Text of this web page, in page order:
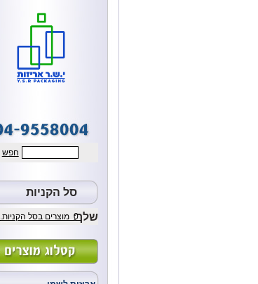
חפש
סל הקניות
שלך:
0 מוצרים בסל הקניות.